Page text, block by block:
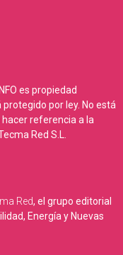
es propiedad
protegido por ley. No está
referencia a la
Red S.L.
Red, el grupo editorial
Energía y Nuevas